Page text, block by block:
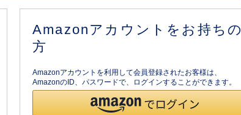
Amazonアカウントをお持ちの
方
Amazonアカウントを利用して会員登録されたお客様は、
AmazonのID、パスワードで、ログインすることができます。